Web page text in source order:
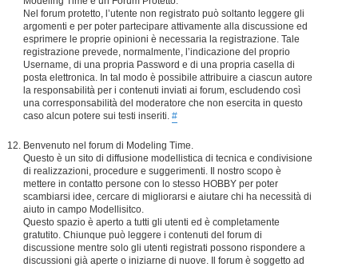
Nel forum protetto, l’utente non registrato può soltanto leggere gli
argomenti e per poter partecipare attivamente alla discussione ed
esprimere le proprie opinioni è necessaria la registrazione. Tale
registrazione prevede, normalmente, l’indicazione del proprio
Username, di una propria Password e di una propria casella di
posta elettronica. In tal modo è possibile attribuire a ciascun autore
la responsabilità per i contenuti inviati ai forum, escludendo così
una corresponsabilità del moderatore che non esercita in questo
caso alcun potere sui testi inseriti. #
Benvenuto nel forum di Modeling Time.
Questo è un sito di diffusione modellistica di tecnica e condivisione
di realizzazioni, procedure e suggerimenti. Il nostro scopo è
mettere in contatto persone con lo stesso HOBBY per poter
scambiarsi idee, cercare di migliorarsi e aiutare chi ha necessità di
aiuto in campo Modellisitco.
Questo spazio è aperto a tutti gli utenti ed è completamente
gratutito. Chiunque può leggere i contenuti del forum di
discussione mentre solo gli utenti registrati possono rispondere a
discussioni già aperte o iniziarne di nuove. Il forum è soggetto ad